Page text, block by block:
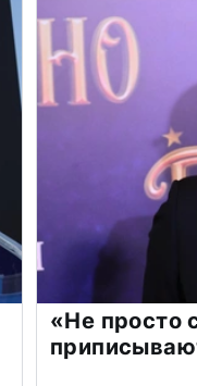
«Не просто